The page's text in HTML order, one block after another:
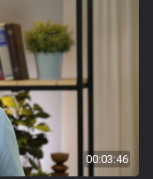
00:03:46